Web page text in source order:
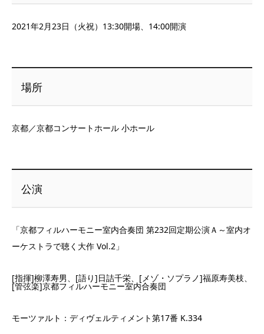
2021年2月23日（火祝）13:30開場、14:00開演
場所
京都／京都コンサートホール 小ホール
公演
「京都フィルハーモニー室内合奏団 第232回定期公演Ａ～室内オ
ーケストラで聴く大作 Vol.2」
[指揮]柳澤寿男、[語り]日詰千栄、[メゾ・ソプラノ]福原寿美枝、
[管弦楽]京都フィルハーモニー室内合奏団
モーツァルト：ディヴェルティメント第17番 K.334